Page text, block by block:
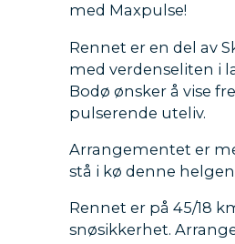
med Maxpulse!
Rennet er en del av
med verdenseliten i
Bodø ønsker å vise
pulserende uteliv.
Arrangementet er
stå i kø denne
Rennet er på 45/18
snøsikkerhet.